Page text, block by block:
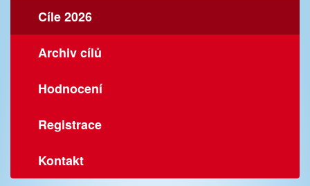
Cíle 2026
Archiv cílů
Hodnocení
Registrace
Kontakt